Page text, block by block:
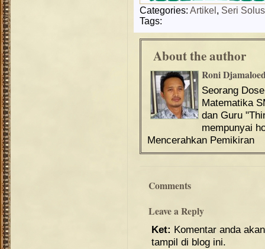
Categories: Artikel , Seri
Tags:
About the author
Roni
Seorang
Matematika
dan Guru
mempunyai
Mencerahkan Pemikiran
Comments
Leave a Reply
Ket: Komentar anda
tampil di blog ini.